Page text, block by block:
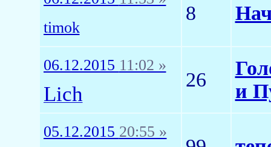
timok
8
06.12.2015 11:02 »
Lich
26
и
05.12.2015 20:55 »